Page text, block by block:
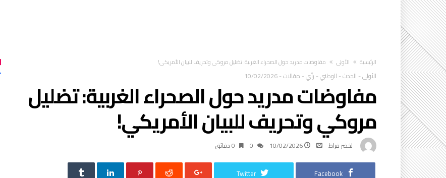
‫الرئيسية‬ الأولى مفاوضات مدريد حول الصحراء الغربية: تضليل مروكي وتحريف للبيان الأمريكي!
الأولى- الحدث- الوطني- رأي- مقالات-
10/02/2026
مفاوضات مدريد حول الصحراء الغربية: تضليل
مروكي وتحريف للبيان الأمريكي!
لخضر فراط 10/02/2026 0 ‫دقائق‬
Facebook
Twitter